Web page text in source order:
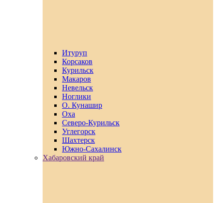
Итуруп
Корсаков
Курильск
Макаров
Невельск
Ноглики
О. Кунашир
Оха
Северо-Курильск
Углегорск
Шахтерск
Южно-Сахалинск
Хабаровский край